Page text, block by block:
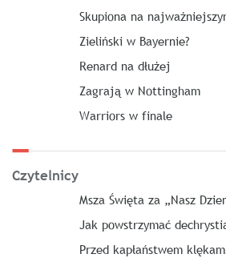
Skupiona na
Zieliński w Bayernie?
Renard na dłużej
Zagrają w Nottingham
Warriors w finale
Czytelnicy
Msza Święta za „Nasz
Jak powstrzymać
Przed kapłaństwem